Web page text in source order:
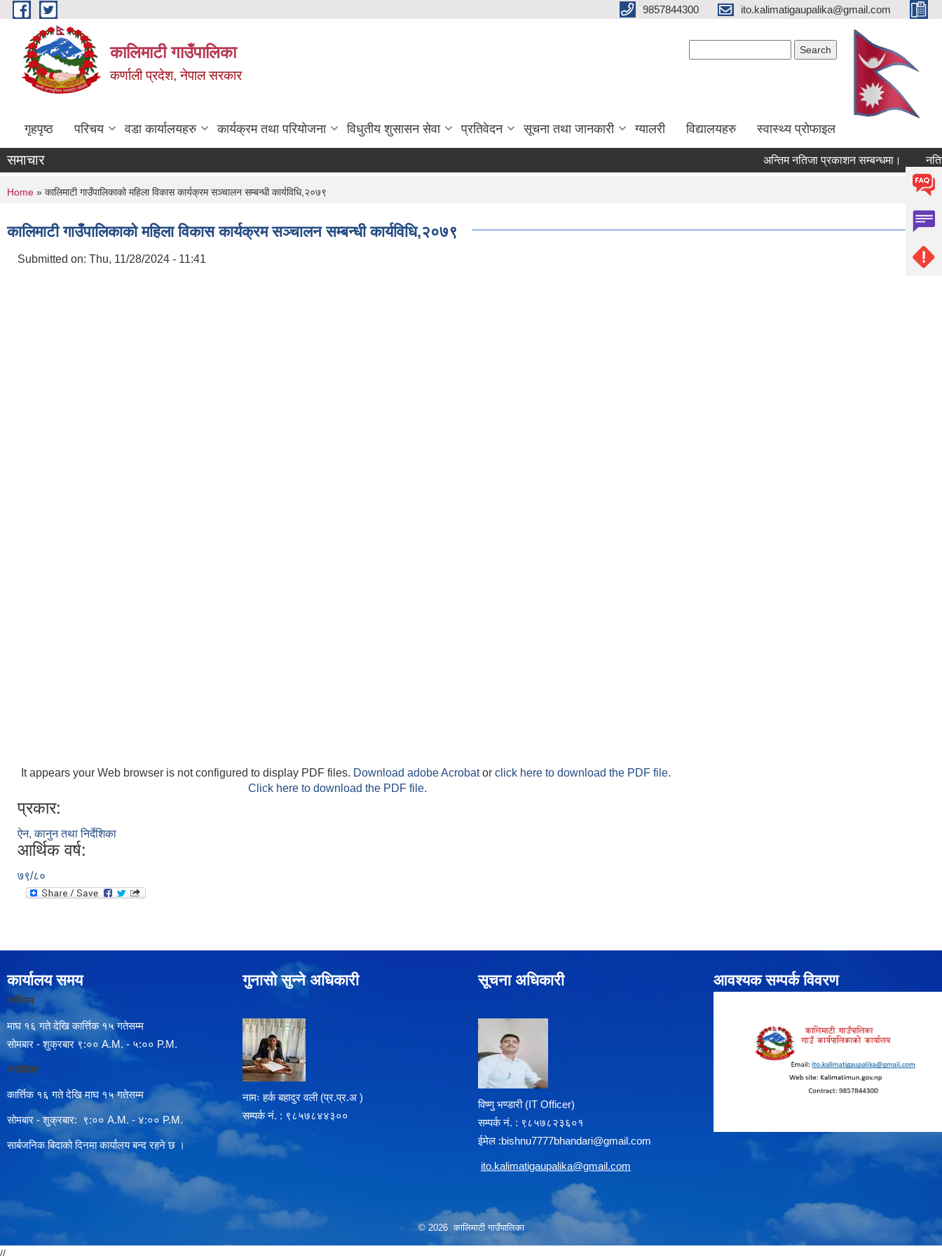
Skip to main content 9857844300 ito.kalimatigaupalika@gmail.com
कालिमाटी गाउँपालिका
कर्णाली प्रदेश, नेपाल सरकार
गृहपृष्ठ परिचय वडा कार्यालयहरु कार्यक्रम तथा परियोजना विधुतीय शुसासन सेवा प्रतिवेदन सूचना तथा जानकारी ग्यालरी विद्यालयहरु स्वास्थ्य प्राेफाइल
समाचार अन्तिम नतिजा प्रकाशन सम्बन्धमा।
You are here
Home » कालिमाटी गाउँपालिकाको महिला विकास कार्यक्रम सञ्‍चालन सम्बन्धी कार्यविधि,२०७९
कालिमाटी गाउँपालिकाको महिला विकास कार्यक्रम सञ्‍चालन सम्बन्धी कार्यविधि,२०७९
Submitted on: Thu, 11/28/2024 - 11:41
It appears your Web browser is not configured to display PDF files. Download adobe Acrobator click here to download the PDF file.
Click here to download the PDF file.
प्रकार:
ऐन, कानुन तथा निर्देशिका
आर्थिक वर्ष:
७९/८०
कार्यालय समय
गर्मीयाम
माघ १६ गते देखि कार्त्तिक १५ गतेसम्म
सोमबार - शुक्रबार ९:०० A.M. - ५:०० P.M.
जाडोयाम
कार्त्तिक १६ गते देखि माघ १५ गतेसम्म
सोमबार - शुक्रबार: ९:०० A.M. - ४:०० P.M.
सार्बजनिक बिदाको दिनमा कार्यालय बन्द रहने छ ।
गुनासो सुन्ने अधिकारी
नामः हर्क बहादुर वली (प्र‍.प्र.अ )
सम्पर्क न‌ं. : ९८५७८४४३००
सूचना अधिकारी
विष्णु भण्डारी (IT Officer)
सम्पर्क न‌ं. : ९८५७८२३६०१
ईमेल :bishnu7777bhandari@gmail.com
ito.kalimatigaupalika@gmail.com
आवश्यक सम्पर्क विवरण
© 2026 कालिमाटी गाउँपालिका
//